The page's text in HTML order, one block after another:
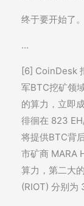
终于要开始了。
…
[6] CoinDesk
军BTC挖矿领
的算力，立即
徘徊在 823
将提供BTC背
市矿商 MARA
算力，第二大
(RIOT) 分别为